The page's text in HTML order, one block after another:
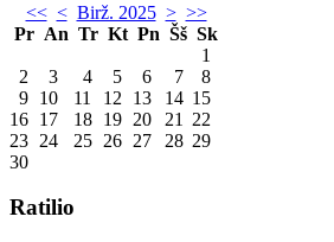
<< < Birž. 2025 > >>
Pr An Tr Kt Pn Šš Sk
1
2
3 4 5 6 7
8
9 10 11 12 13 14 15
16 17 18 19 20 21
22
23 24 25 26 27 28 29
30
Ratilio